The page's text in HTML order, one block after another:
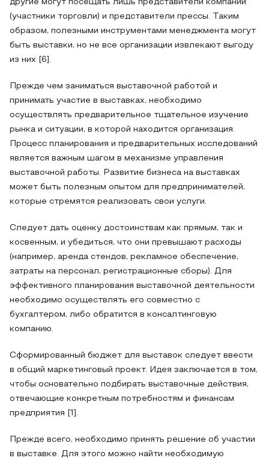
другие могут посещать лишь представители компании
(участники торговли) и представители прессы. Таким
образом, полезными инструментами менеджмента могут
быть выставки, но не все организации извлекают выгоду
из них [6].
Прежде чем заниматься выставочной работой и
принимать участие в выставках, необходимо
осуществлять предварительное тщательное изучение
рынка и ситуации, в которой находится организация.
Процесс планирования и предварительных исследований
является важным шагом в механизме управления
выставочной работы. Развитие бизнеса на выставках
может быть полезным опытом для предпринимателей,
которые стремятся реализовать свои услуги.
Следует дать оценку достоинствам как прямым, так и
косвенным, и убедиться, что они превышают расходы
(например, аренда стендов, рекламное обеспечение,
затраты на персонал, регистрационные сборы). Для
эффективного планирования выставочной деятельности
необходимо осуществлять его совместно с
бухгалтером, либо обратится в консалтинговую
компанию.
Сформированный бюджет для выставок следует ввести
в общий маркетинговый проект. Идея заключается в том,
чтобы основательно подбирать выставочные действия,
отвечающие конкретным потребностям и финансам
предприятия [1].
Прежде всего, необходимо принять решение об участии
в выставке. Для этого можно найти необходимую